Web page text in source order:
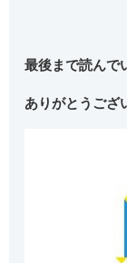
最後まで読んで
ありがとうござ